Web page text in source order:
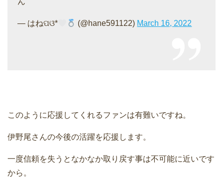
— はねପଓ* (@hane591122) March 16, 2022
このように応援してくれるファンは有難いですね。
伊野尾さんの今後の活躍を応援します。
一度信頼を失うとなかなか取り戻す事は不可能に近いです
から。